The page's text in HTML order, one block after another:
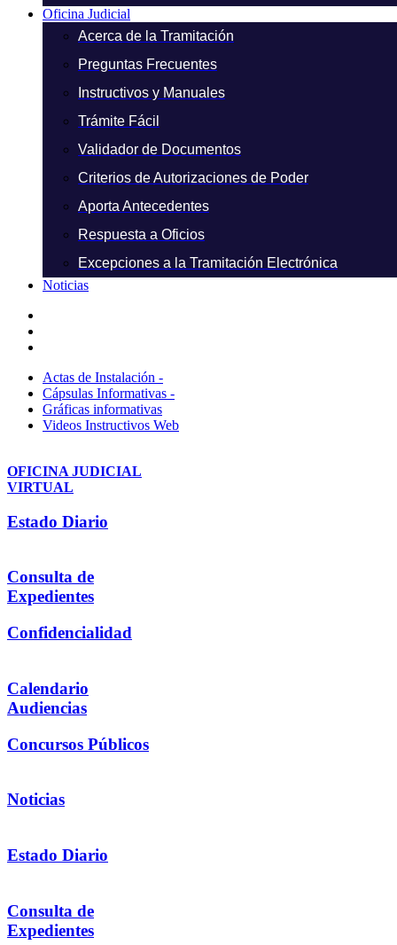
Oficina Judicial
Acerca de la Tramitación
Preguntas Frecuentes
Instructivos y Manuales
Trámite Fácil
Validador de Documentos
Criterios de Autorizaciones de Poder
Aporta Antecedentes
Respuesta a Oficios
Excepciones a la Tramitación Electrónica
Noticias
Actas de Instalación -
Cápsulas Informativas -
Gráficas informativas
Videos Instructivos Web
OFICINA JUDICIAL
VIRTUAL
Estado Diario
Consulta de
Expedientes
Confidencialidad
Calendario
Audiencias
Concursos Públicos
Noticias
Estado Diario
Consulta de
Expedientes